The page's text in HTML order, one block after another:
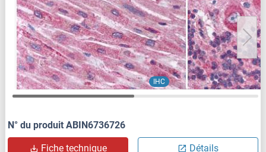
IHC
N° du produit ABIN6736726
Fiche technique Détails